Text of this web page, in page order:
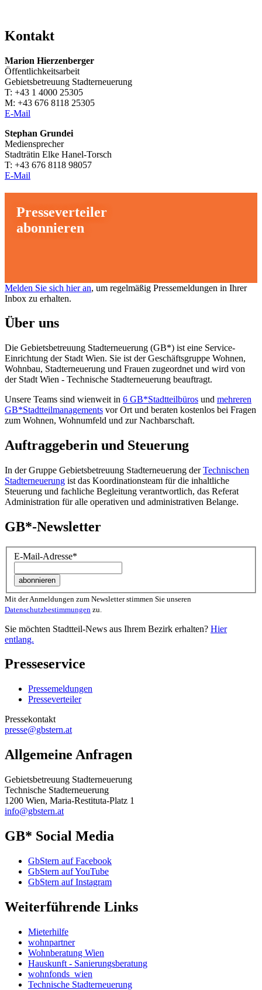
Kontakt
Marion Hierzenberger
Öffentlichkeitsarbeit
Gebietsbetreuung Stadterneuerung
T: +43 1 4000 25305
M: +43 676 8118 25305
E-Mail
Stephan Grundei
Mediensprecher
Stadträtin Elke Hanel-Torsch
T: +43 676 8118 98057
E-Mail
Presseverteiler
abonnieren
Melden Sie sich hier an, um regelmäßig Pressemeldungen in Ihrer
Inbox zu erhalten.
Über uns
Die Gebietsbetreuung Stadterneuerung (GB*) ist eine Service-
Einrichtung der Stadt Wien. Sie ist der Geschäfts­gruppe Wohnen,
Wohnbau, Stadt­erneuerung und Frauen zugeordnet und wird von
der Stadt Wien - Technische Stadterneuerung beauftragt.
Unsere Teams sind wienweit in 6 GB*Stadtteilbüros und mehreren
GB*Stadtteilmanagements vor Ort und beraten kostenlos bei Fragen
zum Wohnen, Wohnumfeld und zur Nachbarschaft.
Auftraggeberin und Steuerung
In der Gruppe Gebietsbetreuung Stadterneuerung derTechnischen
Stadterneuerung ist das Koordinationsteam für die inhaltliche
Steuerung und fachliche Begleitung verantwortlich, das Referat
Administration für alle operativen und administrativen Belange.
GB*-Newsletter
E-Mail-Adresse*
Mit der Anmeldungen zum Newsletter stimmen Sie unseren
Datenschutzbestimmungen zu.
Sie möchten Stadtteil-News aus Ihrem Bezirk erhalten? Hier
entlang.
Presseservice
Pressemeldungen
Presseverteiler
Pressekontakt
presse@gbstern.at
Allgemeine Anfragen
Gebietsbetreuung Stadterneuerung
Technische Stadterneuerung
1200 Wien, Maria-Restituta-Platz 1
info@gbstern.at
GB* Social Media
GbStern auf Facebook
GbStern auf YouTube
GbStern auf Instagram
Weiterführende Links
Mieterhilfe
wohnpartner
Wohnberatung Wien
Hauskunft - Sanierungsberatung
wohnfonds_wien
Technische Stadterneuerung